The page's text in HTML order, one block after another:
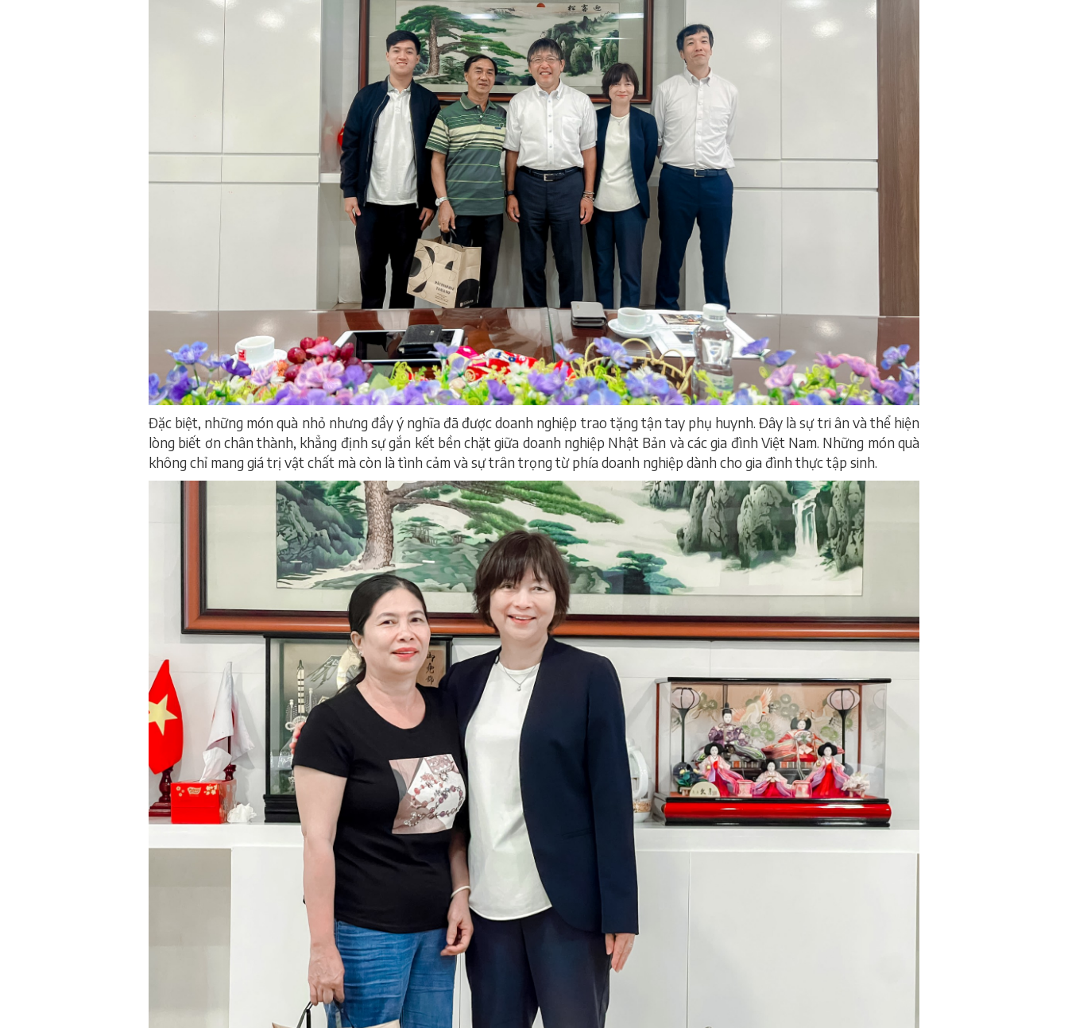
Đặc biệt, những món quà nhỏ nhưng đầy ý nghĩa đã được doanh nghiệp trao tặng tận tay phụ huynh. Đây là sự tri ân và thể hiện
lòng biết ơn chân thành, khẳng định sự gắn kết bền chặt giữa doanh nghiệp Nhật Bản và các gia đình Việt Nam. Những món quà
không chỉ mang giá trị vật chất mà còn là tình cảm và sự trân trọng từ phía doanh nghiệp dành cho gia đình thực tập sinh.